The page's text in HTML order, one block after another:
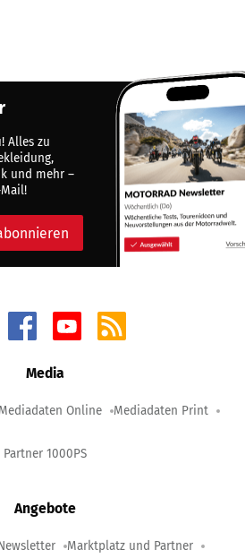
Alles zu
und mehr –
Media
Online Mediadaten Print
Partner 1000PS
Angebote
Marktplatz und Partner